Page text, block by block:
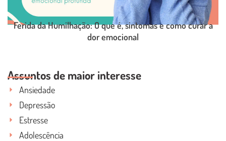
Ferida da Humilhação: O que é, sintomas e como curar a
dor emocional
Assuntos de maior interesse
Ansiedade
Depressão
Estresse
Adolescência